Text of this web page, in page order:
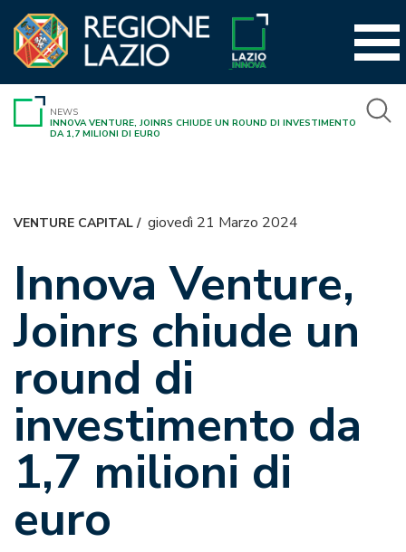
contenuto
NEWS
INNOVA VENTURE, JOINRS CHIUDE UN ROUND DI INVESTIMENTO
DA 1,7 MILIONI DI EURO
VENTURE CAPITAL/ giovedì 21 Marzo 2024
Innova Venture,
Joinrs chiude un
round di
investimento da
1,7 milioni di
euro